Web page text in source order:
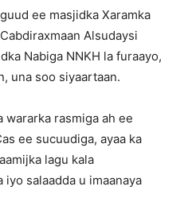
ee masjidka Xaramka
Alsudaysi
Nabiga NNKH la furaayo,
una soo siyaartaan.
wararka rasmiga ah ee
ee sucuudiga, ayaa ka
lagu kala
iyo salaadda u imaanaya